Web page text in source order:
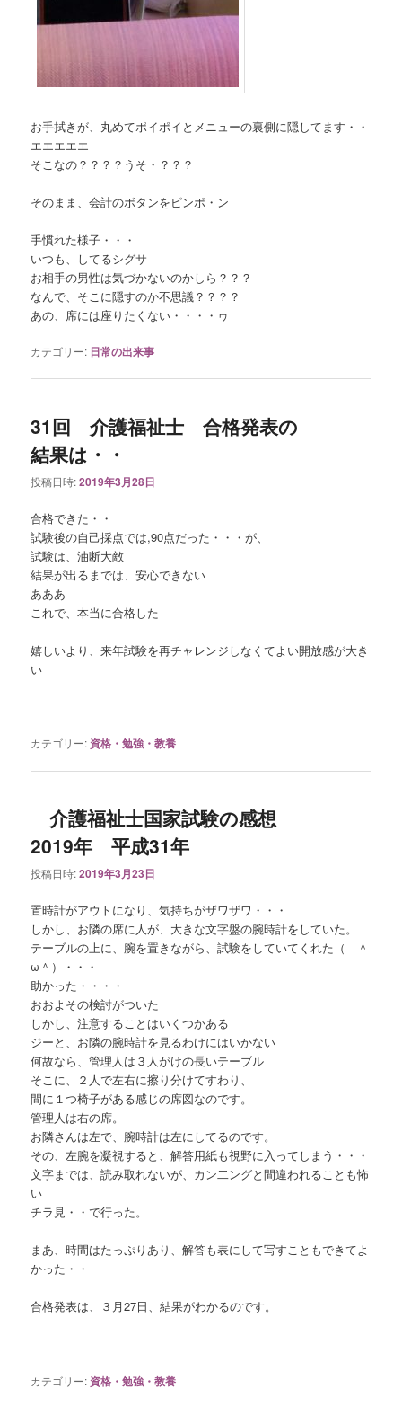
お手拭きが、丸めてポイポイとメニューの裏側に隠してます・・
エエエエエ
そこなの？？？？うそ・？？？
そのまま、会計のボタンをピンポ・ン
手慣れた様子・・・
いつも、してるシグサ
お相手の男性は気づかないのかしら？？？
なんで、そこに隠すのか不思議？？？？
あの、席には座りたくない・・・・ヮ
カテゴリー: 日常の出来事
31回 介護福祉士 合格発表の
結果は・・
投稿日時:2019年3月28日
合格できた・・
試験後の自己採点では,90点だった・・・が、
試験は、油断大敵
結果が出るまでは、安心できない
あああ
これで、本当に合格した
嬉しいより、来年試験を再チャレンジしなくてよい開放感が大き
い
カテゴリー: 資格・勉強・教養
介護福祉士国家試験の感想
2019年 平成31年
投稿日時:2019年3月23日
置時計がアウトになり、気持ちがザワザワ・・・
しかし、お隣の席に人が、大きな文字盤の腕時計をしていた。
テーブルの上に、腕を置きながら、試験をしていてくれた（ ＾
ω＾）・・・
助かった・・・・
おおよその検討がついた
しかし、注意することはいくつかある
ジーと、お隣の腕時計を見るわけにはいかない
何故なら、管理人は３人がけの長いテーブル
そこに、２人で左右に擦り分けてすわり、
間に１つ椅子がある感じの席図なのです。
管理人は右の席。
お隣さんは左で、腕時計は左にしてるのです。
その、左腕を凝視すると、解答用紙も視野に入ってしまう・・・
文字までは、読み取れないが、カン二ングと間違われることも怖
い
チラ見・・で行った。
まあ、時間はたっぷりあり、解答も表にして写すこともできてよ
かった・・
合格発表は、３月27日、結果がわかるのです。
カテゴリー: 資格・勉強・教養